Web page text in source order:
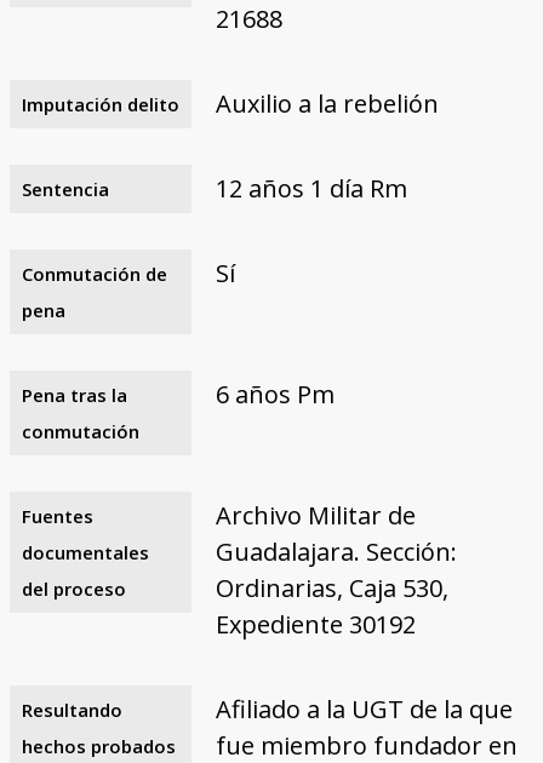
21688
Imputación delito Auxilio a la rebelión
Sentencia 12 años 1 día Rm
Conmutación de
pena
Sí
Pena tras la
conmutación
6 años Pm
Fuentes
documentales
del proceso
Archivo Militar de
Guadalajara. Sección:
Ordinarias, Caja 530,
Expediente 30192
Resultando
hechos probados
Afiliado a la UGT de la que
fue miembro fundador en